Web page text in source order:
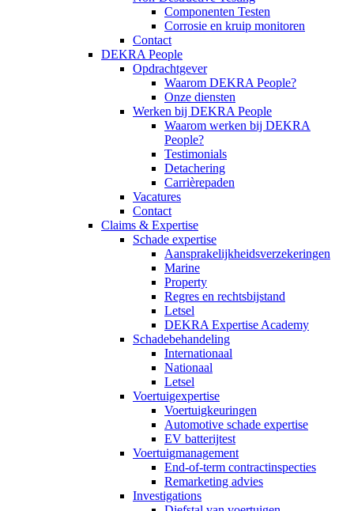
Componenten Testen
Corrosie en kruip monitoren
Contact
DEKRA People
Opdrachtgever
Waarom DEKRA People?
Onze diensten
Werken bij DEKRA People
Waarom werken bij DEKRA
People?
Testimonials
Detachering
Carrièrepaden
Vacatures
Contact
Claims & Expertise
Schade expertise
Aansprakelijkheidsverzekeringen
Marine
Property
Regres en rechtsbijstand
Letsel
DEKRA Expertise Academy
Schadebehandeling
Internationaal
Nationaal
Letsel
Voertuigexpertise
Voertuigkeuringen
Automotive schade expertise
EV batterijtest
Voertuigmanagement
End-of-term contractinspecties
Remarketing advies
Investigations